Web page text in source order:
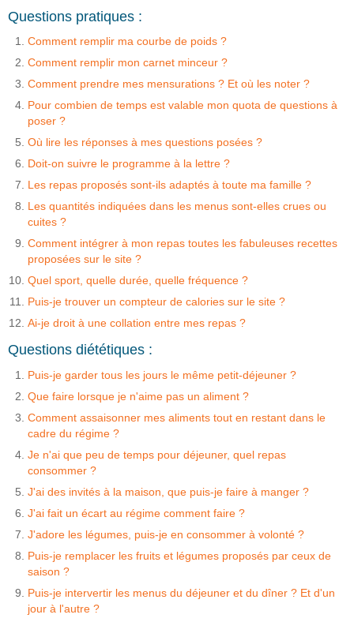
Questions pratiques :
Comment remplir ma courbe de poids ?
Comment remplir mon carnet minceur ?
Comment prendre mes mensurations ? Et où les noter ?
Pour combien de temps est valable mon quota de questions à
poser ?
Où lire les réponses à mes questions posées ?
Doit-on suivre le programme à la lettre ?
Les repas proposés sont-ils adaptés à toute ma famille ?
Les quantités indiquées dans les menus sont-elles crues ou
cuites ?
Comment intégrer à mon repas toutes les fabuleuses recettes
proposées sur le site ?
Quel sport, quelle durée, quelle fréquence ?
Puis-je trouver un compteur de calories sur le site ?
Ai-je droit à une collation entre mes repas ?
Questions diététiques :
Puis-je garder tous les jours le même petit-déjeuner ?
Que faire lorsque je n'aime pas un aliment ?
Comment assaisonner mes aliments tout en restant dans le
cadre du régime ?
Je n'ai que peu de temps pour déjeuner, quel repas
consommer ?
J'ai des invités à la maison, que puis-je faire à manger ?
J'ai fait un écart au régime comment faire ?
J'adore les légumes, puis-je en consommer à volonté ?
Puis-je remplacer les fruits et légumes proposés par ceux de
saison ?
Puis-je intervertir les menus du déjeuner et du dîner ? Et d'un
jour à l'autre ?